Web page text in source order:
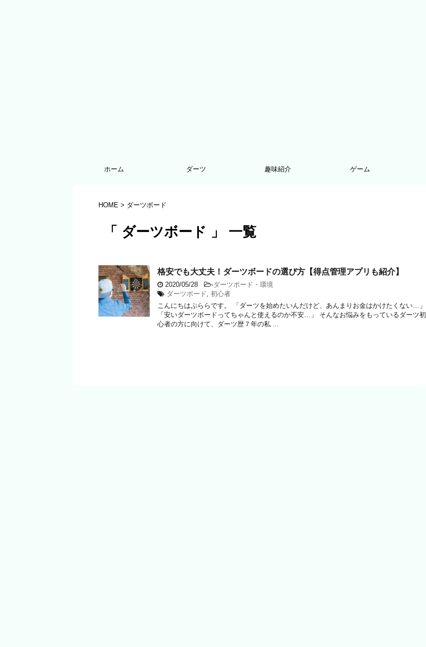
ホーム ダーツ 趣味紹介 ゲーム
HOME > ダーツボード
「 ダーツボード 」 一覧
格安でも大丈夫！ダーツボードの選び方【得点管理アプリも紹介】
2020/05/28 -ダーツボード・環境
ダーツボード, 初心者
こんにちはぷららです。 「ダーツを始めたいんだけど、あんまりお金はかけたくない…」
「安いダーツボードってちゃんと使えるのか不安…」 そんなお悩みをもっているダーツ初
心者の方に向けて、ダーツ歴７年の私 ...